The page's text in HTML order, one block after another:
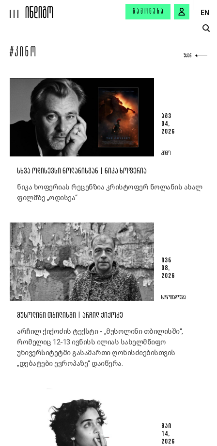
ᲒᲐᲛᲝᲬᲔᲠᲐ EN
#ᲙᲘᲜᲝ ᲣᲙᲐᲜ
ᲐᲒᲕ
04,
2026
ᲙᲘᲜᲝ
ᲡᲮᲕᲐ ᲝᲓᲘᲡᲔᲕᲡᲘ ᲜᲝᲚᲐᲜᲘᲡᲒᲐᲜ | ᲜᲘᲙᲐ ᲮᲝᲤᲔᲠᲘᲐ
ნიკა ხოფერიას რეცენზია კრისტოფერ ნოლანის ახალ
ფილმზე „ოდისეა“
ᲘᲕᲜ
08,
2026
ᲡᲐᲖᲝᲒᲐᲓᲝᲔᲑᲐ
ᲛᲣᲡᲝᲚᲘᲜᲘ ᲗᲑᲘᲚᲘᲡᲨᲘ | ᲐᲠᲩᲘᲚ ᲥᲘᲥᲝᲫᲔ
არჩილ ქიქოძის ტექსტი - „მუსოლინი თბილისში“,
რომელიც 12-13 ივნისს ილიას სახელმწიფო
უნივერსიტეტში გასამართი ღონისძიებისთვის
„დებატები ევროპაზე“ დაიწერა.
ᲛᲐᲘ
14,
2026